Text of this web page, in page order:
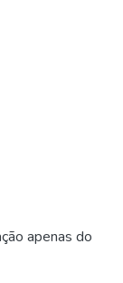
apenas do